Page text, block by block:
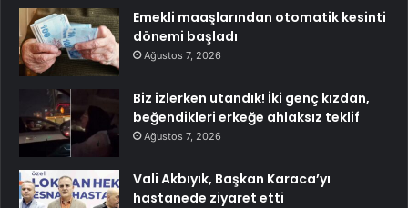
Emekli maaşlarından otomatik kesinti
dönemi başladı
Ağustos 7, 2026
Biz izlerken utandık! İki genç kızdan,
beğendikleri erkeğe ahlaksız teklif
Ağustos 7, 2026
Vali Akbıyık, Başkan Karaca’yı
hastanede ziyaret etti